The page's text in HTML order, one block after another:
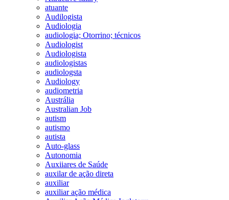
atuante
Audilogista
Audiologia
audiologia; Otorrino; técnicos
Audiologist
Audiologista
audiologistas
audiologsta
Audiology
audiometria
Austrália
Australian Job
autism
autismo
autista
Auto-glass
Autonomia
Auxiiares de Saúde
auxilar de ação direta
auxiliar
auxiliar ação médica